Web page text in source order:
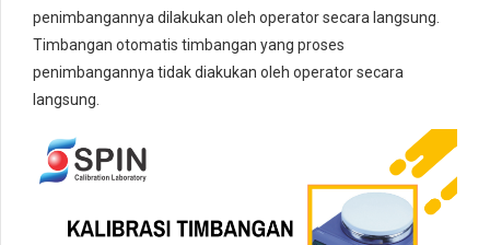
penimbangannya dilakukan oleh operator secara langsung.
Timbangan otomatis timbangan yang proses
penimbangannya tidak diakukan oleh operator secara
langsung.